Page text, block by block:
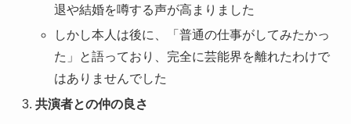
退や結婚を噂する声が高まりました
しかし本人は後に、「普通の仕事がしてみたかっ
た」と語っており、完全に芸能界を離れたわけで
はありませんでした
共演者との仲の良さ